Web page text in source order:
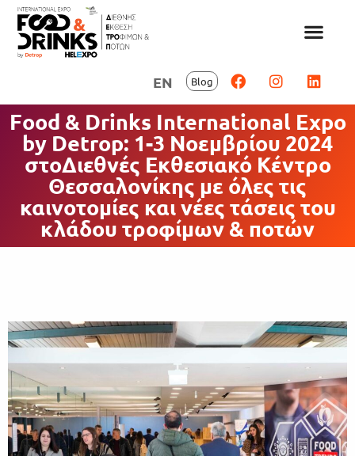
EN Blog
Food & Drinks International Expo
by Detrop: 1-3 Νοεμβρίου 2024
στοΔιεθνές Εκθεσιακό Κέντρο
Θεσσαλονίκης με όλες τις
καινοτομίες και νέες τάσεις του
κλάδου τροφίμων & ποτών